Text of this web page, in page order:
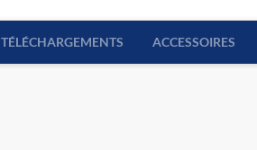
TÉLÉCHARGEMENTS ACCESSOIRES